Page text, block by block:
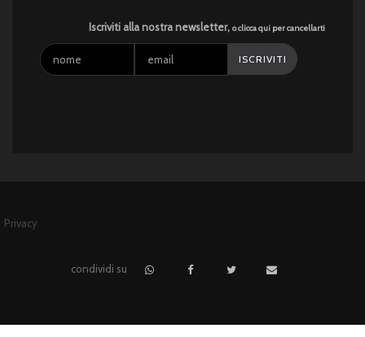
Iscriviti alla nostra newsletter, o clicca qui per cancellarti
Privacy
condividi su